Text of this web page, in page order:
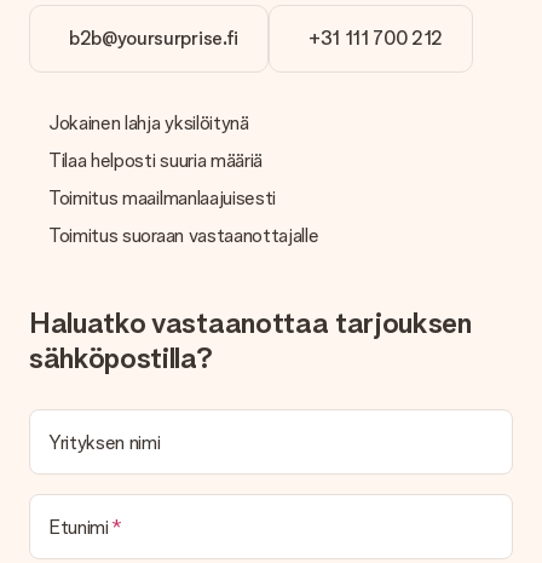
vastaanottajalle, mikä tekee siitä todellisen yllätyksen!
b2b@yoursurprise.fi +31 111 700 212
Jokainen lahja yksilöitynä
Tilaa helposti suuria määriä
Toimitus maailmanlaajuisesti
Toimitus suoraan vastaanottajalle
Haluatko vastaanottaa tarjouksen
sähköpostilla?
Yrityksen nimi
Etunimi